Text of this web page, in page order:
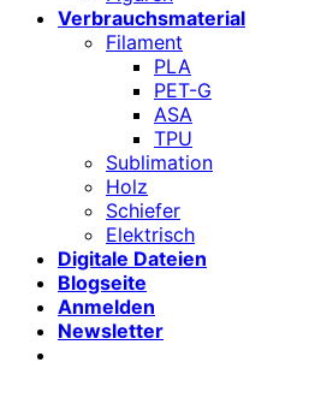
Verbrauchsmaterial
Filament
PLA
PET-G
ASA
TPU
Sublimation
Holz
Schiefer
Elektrisch
Digitale Dateien
Blogseite
Anmelden
Newsletter